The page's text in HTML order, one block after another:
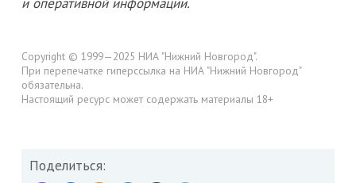
Copyright © 1999—2025 НИА "Нижний Новгород".
При перепечатке гиперссылка на НИА "Нижний Новгород"
обязательна.
Настоящий ресурс может содержать материалы 18+
Поделиться: